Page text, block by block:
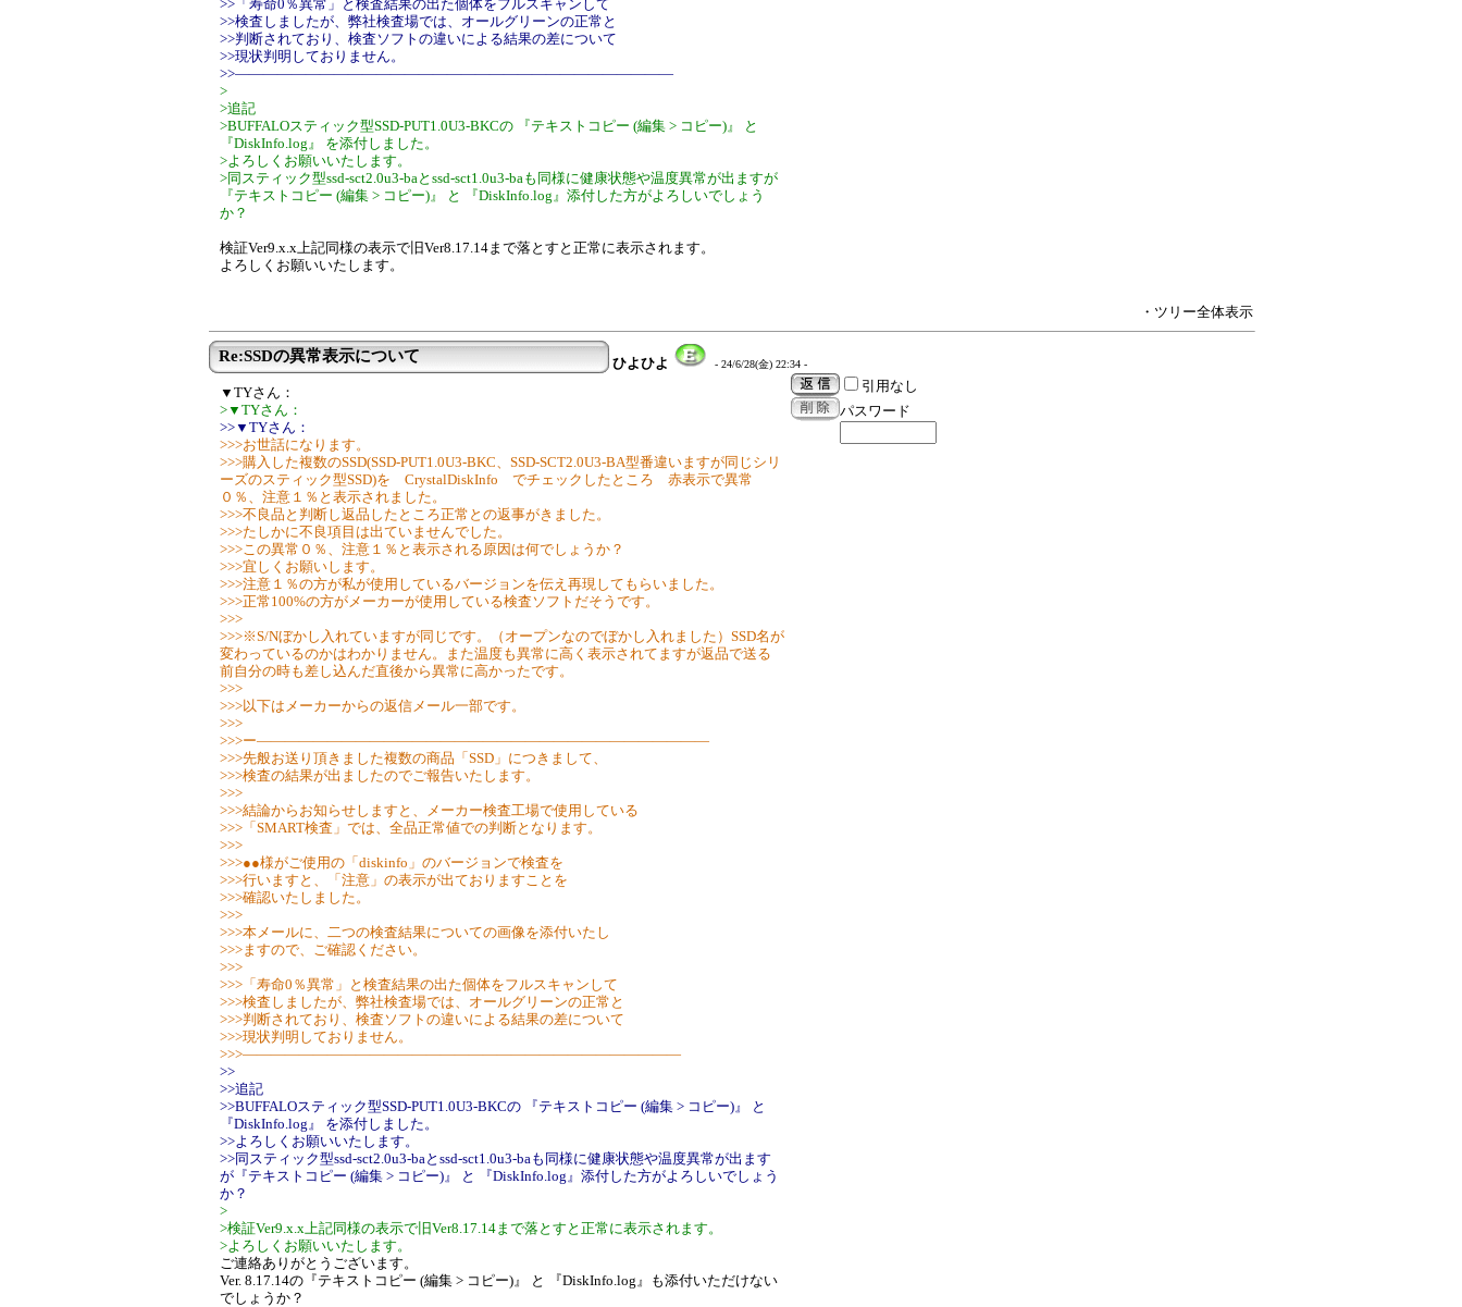
>>「寿命0％異常」と検査結果の出た個体をフルスキャンして
>>検査しましたが、弊社検査場では、オールグリーンの正常と
>>判断されており、検査ソフトの違いによる結果の差について
>>現状判明しておりません。
>>―――――――――――――――――――――――――――――――
>
>追記
>BUFFALOスティック型SSD-PUT1.0U3-BKCの 『テキストコピー (編集 > コピー)』 と
『DiskInfo.log』 を添付しました。
>よろしくお願いいたします。
>同スティック型ssd-sct2.0u3-baとssd-sct1.0u3-baも同様に健康状態や温度異常が出ますが
『テキストコピー (編集 > コピー)』 と 『DiskInfo.log』添付した方がよろしいでしょう
か？
検証Ver9.x.x上記同様の表示で旧Ver8.17.14まで落とすと正常に表示されます。
よろしくお願いいたします。
・ツリー全体表示
Re:SSDの異常表示について ひよひよ - 24/6/28(金) 22:34 -
▼TYさん：
>▼TYさん：
>>▼TYさん：
>>>お世話になります。
>>>購入した複数のSSD(SSD-PUT1.0U3-BKC、SSD-SCT2.0U3-BA型番違いますが同じシリ
ーズのスティック型SSD)を CrystalDiskInfo でチェックしたところ 赤表示で異常
０％、注意１％と表示されました。
>>>不良品と判断し返品したところ正常との返事がきました。
>>>たしかに不良項目は出ていませんでした。
>>>この異常０％、注意１％と表示される原因は何でしょうか？
>>>宜しくお願いします。
>>>注意１％の方が私が使用しているバージョンを伝え再現してもらいました。
>>>正常100%の方がメーカーが使用している検査ソフトだそうです。
>>>
>>>※S/Nぼかし入れていますが同じです。（オープンなのでぼかし入れました）SSD名が
変わっているのかはわかりません。また温度も異常に高く表示されてますが返品で送る
前自分の時も差し込んだ直後から異常に高かったです。
>>>
>>>以下はメーカーからの返信メール一部です。
>>>
>>>ー――――――――――――――――――――――――――――――――
>>>先般お送り頂きました複数の商品「SSD」につきまして、
>>>検査の結果が出ましたのでご報告いたします。
>>>
>>>結論からお知らせしますと、メーカー検査工場で使用している
>>>「SMART検査」では、全品正常値での判断となります。
>>>
>>>●●様がご使用の「diskinfo」のバージョンで検査を
>>>行いますと、「注意」の表示が出ておりますことを
>>>確認いたしました。
>>>
>>>本メールに、二つの検査結果についての画像を添付いたし
>>>ますので、ご確認ください。
>>>
>>>「寿命0％異常」と検査結果の出た個体をフルスキャンして
>>>検査しましたが、弊社検査場では、オールグリーンの正常と
>>>判断されており、検査ソフトの違いによる結果の差について
>>>現状判明しておりません。
>>>―――――――――――――――――――――――――――――――
>>
>>追記
>>BUFFALOスティック型SSD-PUT1.0U3-BKCの 『テキストコピー (編集 > コピー)』 と
『DiskInfo.log』 を添付しました。
>>よろしくお願いいたします。
>>同スティック型ssd-sct2.0u3-baとssd-sct1.0u3-baも同様に健康状態や温度異常が出ます
が『テキストコピー (編集 > コピー)』 と 『DiskInfo.log』添付した方がよろしいでしょう
か？
>
>検証Ver9.x.x上記同様の表示で旧Ver8.17.14まで落とすと正常に表示されます。
>よろしくお願いいたします。
ご連絡ありがとうございます。
Ver. 8.17.14の『テキストコピー (編集 > コピー)』 と 『DiskInfo.log』も添付いただけない
でしょうか？
引用なし
パスワード